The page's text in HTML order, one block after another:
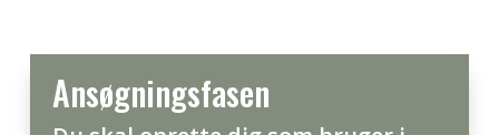
Ansøgningsfasen